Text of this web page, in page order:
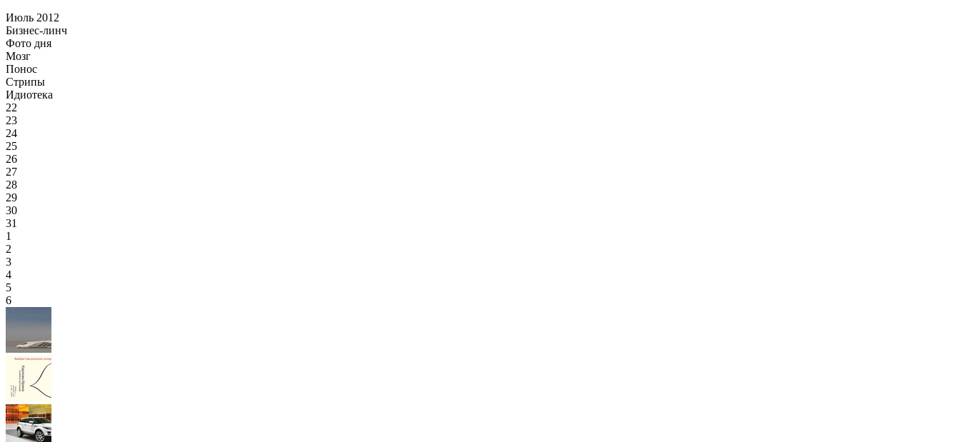
Июль 2012
Бизнес-линч
Фото дня
Мозг
Понос
Стрипы
Идиотека
22
23
24
25
26
27
28
29
30
31
1
2
3
4
5
6